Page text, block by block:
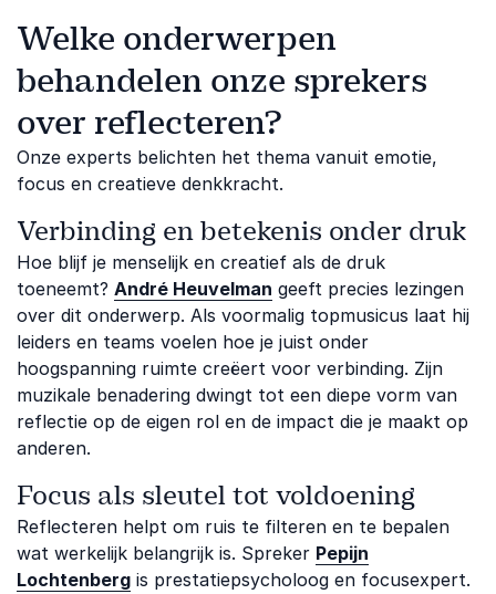
Welke onderwerpen
behandelen onze sprekers
over reflecteren?
Onze experts belichten het thema vanuit emotie,
focus en creatieve denkkracht.
Verbinding en betekenis onder druk
Hoe blijf je menselijk en creatief als de druk
toeneemt? André Heuvelman geeft precies lezingen
over dit onderwerp. Als voormalig topmusicus laat hij
leiders en teams voelen hoe je juist onder
hoogspanning ruimte creëert voor verbinding. Zijn
muzikale benadering dwingt tot een diepe vorm van
reflectie op de eigen rol en de impact die je maakt op
anderen.
Focus als sleutel tot voldoening
Reflecteren helpt om ruis te filteren en te bepalen
wat werkelijk belangrijk is. Spreker Pepijn
Lochtenberg is prestatiepsycholoog en focusexpert.